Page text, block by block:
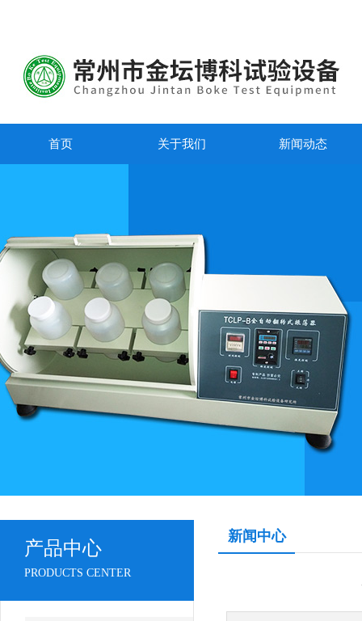
首页 关于我们 新闻动态
产品中心
PRODUCTS CENTER
新闻中心